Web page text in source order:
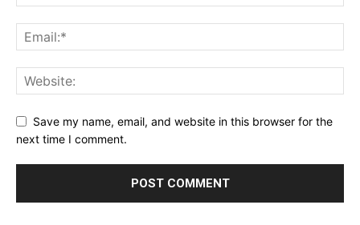
Save my name, email, and website in this browser for the
next time I comment.